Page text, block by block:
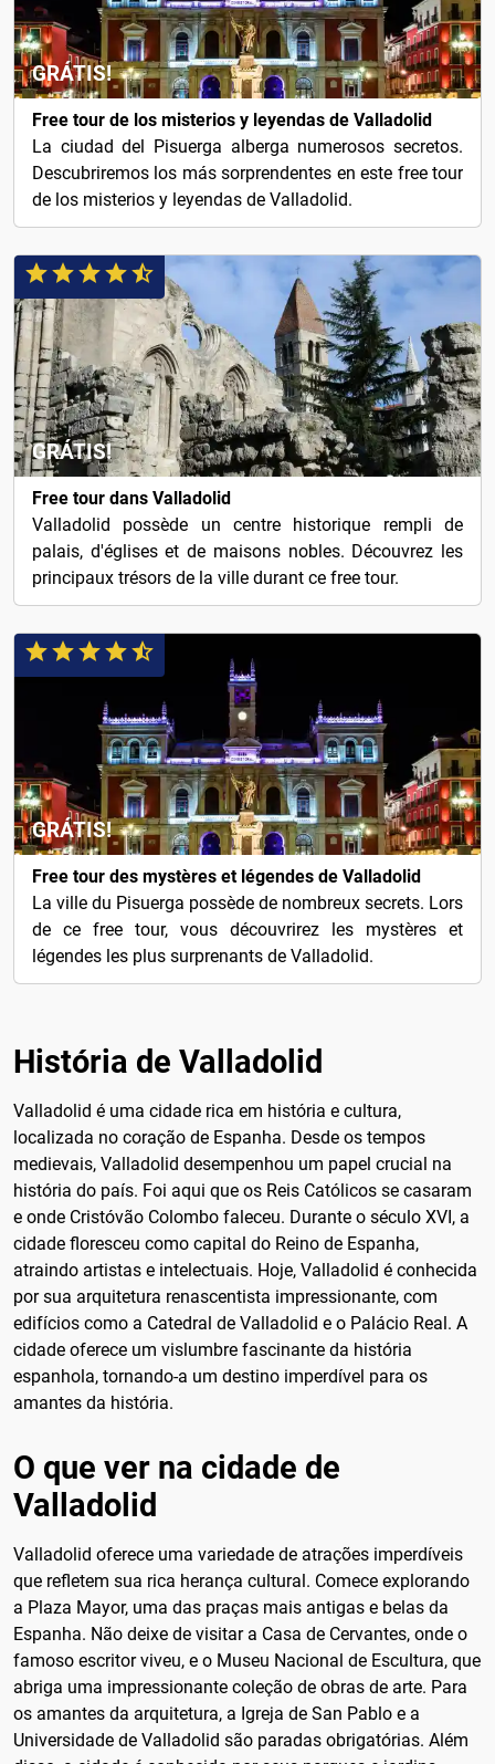
GRÁTIS!
Free tour de los misterios y leyendas de Valladolid
La ciudad del Pisuerga alberga numerosos secretos.
Descubriremos los más sorprendentes en este free tour
de los misterios y leyendas de Valladolid.
GRÁTIS!
Free tour dans Valladolid
Valladolid possède un centre historique rempli de
palais, d'églises et de maisons nobles. Découvrez les
principaux trésors de la ville durant ce free tour.
GRÁTIS!
Free tour des mystères et légendes de Valladolid
La ville du Pisuerga possède de nombreux secrets. Lors
de ce free tour, vous découvrirez les mystères et
légendes les plus surprenants de Valladolid.
História de Valladolid
Valladolid é uma cidade rica em história e cultura,
localizada no coração de Espanha. Desde os tempos
medievais, Valladolid desempenhou um papel crucial na
história do país. Foi aqui que os Reis Católicos se casaram
e onde Cristóvão Colombo faleceu. Durante o século XVI, a
cidade floresceu como capital do Reino de Espanha,
atraindo artistas e intelectuais. Hoje, Valladolid é conhecida
por sua arquitetura renascentista impressionante, com
edifícios como a Catedral de Valladolid e o Palácio Real. A
cidade oferece um vislumbre fascinante da história
espanhola, tornando-a um destino imperdível para os
amantes da história.
O que ver na cidade de
Valladolid
Valladolid oferece uma variedade de atrações imperdíveis
que refletem sua rica herança cultural. Comece explorando
a Plaza Mayor, uma das praças mais antigas e belas da
Espanha. Não deixe de visitar a Casa de Cervantes, onde o
famoso escritor viveu, e o Museu Nacional de Escultura, que
abriga uma impressionante coleção de obras de arte. Para
os amantes da arquitetura, a Igreja de San Pablo e a
Universidade de Valladolid são paradas obrigatórias. Além